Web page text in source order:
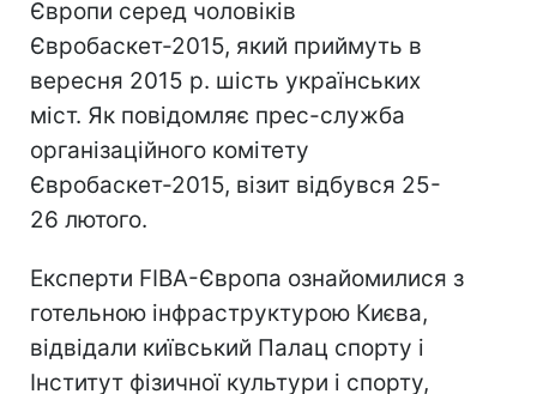
Європи серед чоловіків
Євробаскет-2015, який приймуть в
вересня 2015 р. шість українських
міст. Як повідомляє прес-служба
організаційного комітету
Євробаскет-2015, візит відбувся 25-
26 лютого.
Експерти FIBA-Європа ознайомилися з
готельною інфраструктурою Києва,
відвідали київський Палац спорту і
Інститут фізичної культури і спорту,